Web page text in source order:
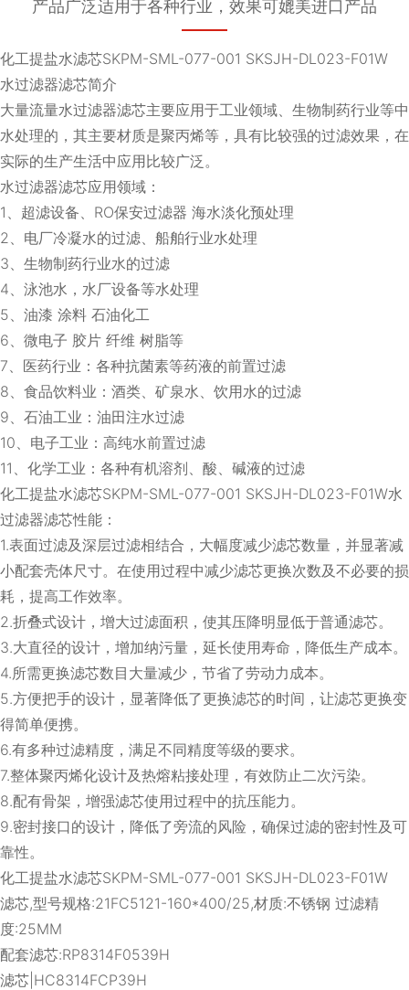
产品广泛适用于各种行业，效果可媲美进口产品
化工提盐水滤芯SKPM-SML-077-001 SKSJH-DL023-F01W
水过滤器滤芯简介
大量流量水过滤器滤芯主要应用于工业领域、生物制药行业等中
水处理的，其主要材质是聚丙烯等，具有比较强的过滤效果，在
实际的生产生活中应用比较广泛。
水过滤器滤芯应用领域：
1、超滤设备、RO保安过滤器 海水淡化预处理
2、电厂冷凝水的过滤、船舶行业水处理
3、生物制药行业水的过滤
4、泳池水，水厂设备等水处理
5、油漆 涂料 石油化工
6、微电子 胶片 纤维 树脂等
7、医药行业：各种抗菌素等药液的前置过滤
8、食品饮料业：酒类、矿泉水、饮用水的过滤
9、石油工业：油田注水过滤
10、电子工业：高纯水前置过滤
11、化学工业：各种有机溶剂、酸、碱液的过滤
化工提盐水滤芯SKPM-SML-077-001 SKSJH-DL023-F01W水
过滤器滤芯性能：
1.表面过滤及深层过滤相结合，大幅度减少滤芯数量，并显著减
小配套壳体尺寸。在使用过程中减少滤芯更换次数及不必要的损
耗，提高工作效率。
2.折叠式设计，增大过滤面积，使其压降明显低于普通滤芯。
3.大直径的设计，增加纳污量，延长使用寿命，降低生产成本。
4.所需更换滤芯数目大量减少，节省了劳动力成本。
5.方便把手的设计，显著降低了更换滤芯的时间，让滤芯更换变
得简单便携。
6.有多种过滤精度，满足不同精度等级的要求。
7.整体聚丙烯化设计及热熔粘接处理，有效防止二次污染。
8.配有骨架，增强滤芯使用过程中的抗压能力。
9.密封接口的设计，降低了旁流的风险，确保过滤的密封性及可
靠性。
化工提盐水滤芯SKPM-SML-077-001 SKSJH-DL023-F01W
滤芯,型号规格:21FC5121-160*400/25,材质:不锈钢 过滤精
度:25ΜM
配套滤芯:RP8314F0539H
滤芯|HC8314FCP39H